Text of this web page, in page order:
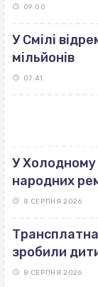
09:00
У Смілі
мільйонів
07:41
У Холодному
народних
8 СЕРПНЯ 2026
зробили
8 СЕРПНЯ 2026